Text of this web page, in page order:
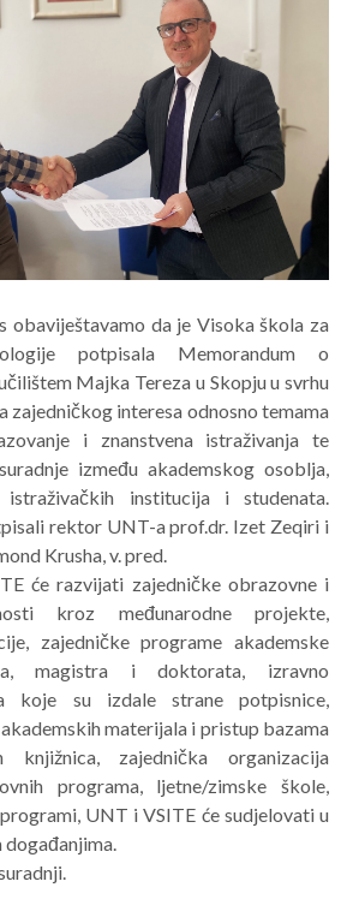
obaviještavamo da je Visoka škola za
potpisala Memorandum o
Majka Tereza u Skopju u svrhu
zajedničkog interesa odnosno temama
i znanstvena istraživanja te
između akademskog osoblja,
institucija i studenata.
rektor UNT-a prof.dr. Izet Zeqiri i
Krusha, v. pred.
će razvijati zajedničke obrazovne i
kroz međunarodne projekte,
zajedničke programe akademske
magistra i doktorata, izravno
koje su izdale strane potpisnice,
materijala i pristup bazama
knjižnica, zajednička organizacija
programa, ljetne/zimske škole,
UNT i VSITE će sudjelovati u